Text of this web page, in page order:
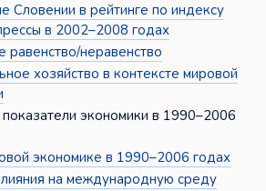
Словении в рейтинге по индексу
в 2002–2008 годах
равенство/неравенство
хозяйство в контексте мировой
экономики в 1990–2006
экономике в 1990–2006 годах
на международную среду